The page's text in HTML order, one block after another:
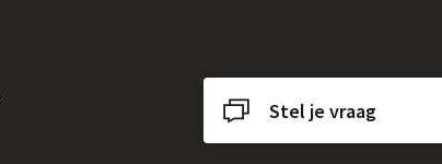
Stel je vraag